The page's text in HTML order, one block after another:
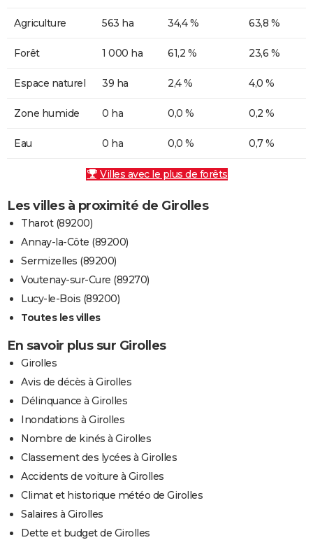
Agriculture 563 ha 34,4 % 63,8 %
Forêt 1 000 ha 61,2 % 23,6 %
Espace naturel 39 ha 2,4 % 4,0 %
Zone humide 0 ha 0,0 % 0,2 %
Eau 0 ha 0,0 % 0,7 %
Villes avec le plus de forêts
Les villes à proximité de Girolles
Tharot (89200)
Annay-la-Côte (89200)
Sermizelles (89200)
Voutenay-sur-Cure (89270)
Lucy-le-Bois (89200)
Toutes les villes
En savoir plus sur Girolles
Girolles
Avis de décès à Girolles
Délinquance à Girolles
Inondations à Girolles
Nombre de kinés à Girolles
Classement des lycées à Girolles
Accidents de voiture à Girolles
Climat et historique météo de Girolles
Salaires à Girolles
Dette et budget de Girolles